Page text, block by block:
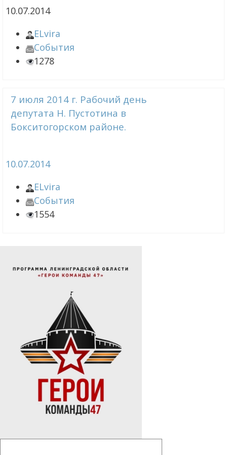
10.07.2014
ELvira
События
1278
7 июля 2014 г. Рабочий день
депутата Н. Пустотина в
Бокситогорском районе.
10.07.2014
ELvira
События
1554